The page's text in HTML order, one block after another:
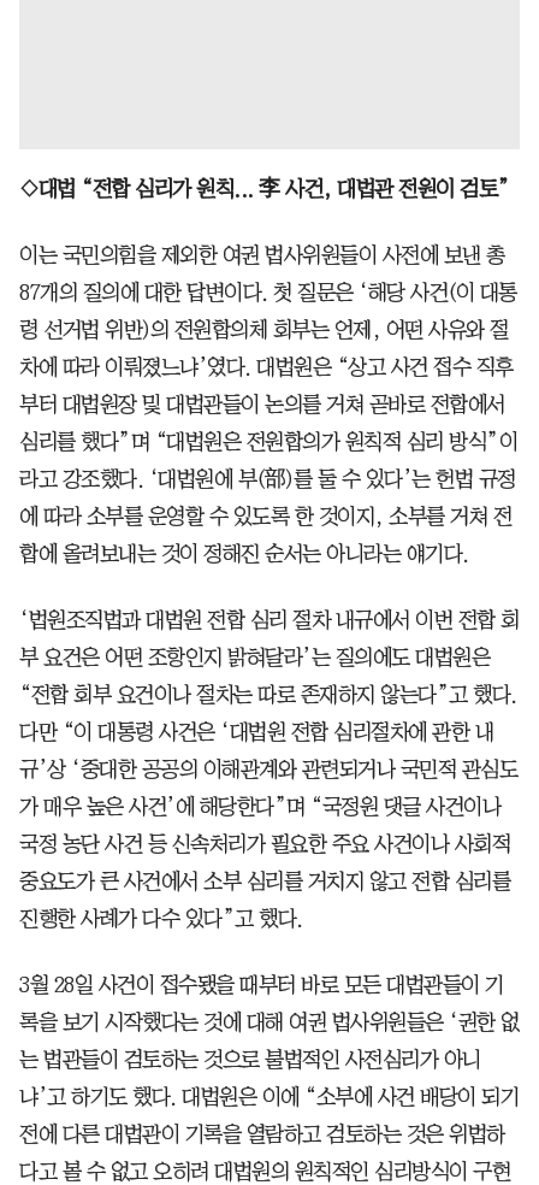
◇대법 “전합 심리가 원칙... 李 사건, 대법관 전원이 검토”
이는 국민의힘을 제외한 여권 법사위원들이 사전에 보낸 총
87개의 질의에 대한 답변이다. 첫 질문은 ‘해당 사건(이 대통
령 선거법 위반)의 전원합의체 회부는 언제, 어떤 사유와 절
차에 따라 이뤄졌느냐’였다. 대법원은 “상고 사건 접수 직후
부터 대법원장 및 대법관들이 논의를 거쳐 곧바로 전합에서
심리를 했다”며 “대법원은 전원합의가 원칙적 심리 방식”이
라고 강조했다. ‘대법원에 부(部)를 둘 수 있다’는 헌법 규정
에 따라 소부를 운영할 수 있도록 한 것이지, 소부를 거쳐 전
합에 올려보내는 것이 정해진 순서는 아니라는 얘기다.
‘법원조직법과 대법원 전합 심리 절차 내규에서 이번 전합 회
부 요건은 어떤 조항인지 밝혀달라’는 질의에도 대법원은
“전합 회부 요건이나 절차는 따로 존재하지 않는다”고 했다.
다만 “이 대통령 사건은 ‘대법원 전합 심리절차에 관한 내
규’상 ‘중대한 공공의 이해관계와 관련되거나 국민적 관심도
가 매우 높은 사건’에 해당한다”며 “국정원 댓글 사건이나
국정 농단 사건 등 신속처리가 필요한 주요 사건이나 사회적
중요도가 큰 사건에서 소부 심리를 거치지 않고 전합 심리를
진행한 사례가 다수 있다”고 했다.
3월 28일 사건이 접수됐을 때부터 바로 모든 대법관들이 기
록을 보기 시작했다는 것에 대해 여권 법사위원들은 ‘권한 없
는 법관들이 검토하는 것으로 불법적인 사전심리가 아니
냐’고 하기도 했다. 대법원은 이에 “소부에 사건 배당이 되기
전에 다른 대법관이 기록을 열람하고 검토하는 것은 위법하
다고 볼 수 없고 오히려 대법원의 원칙적인 심리방식이 구현